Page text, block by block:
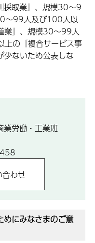
採取業」、規模30～9
～99人及び100人以
業」、規模30～99人
の「複合サービス事
少ないため公表しな
業労働・工業班
めにみなさまのご意